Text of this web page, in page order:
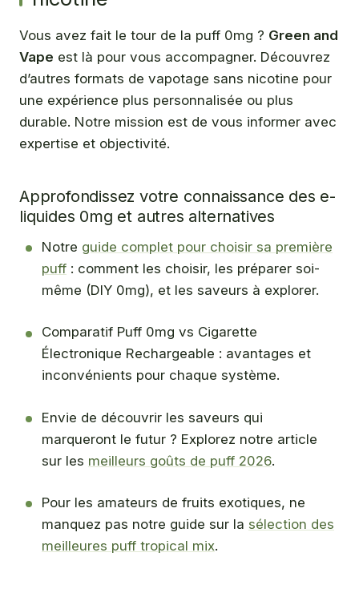
Vous avez fait le tour de la puff 0mg ? Green and
Vape est là pour vous accompagner. Découvrez
d’autres formats de vapotage sans nicotine pour
une expérience plus personnalisée ou plus
durable. Notre mission est de vous informer avec
expertise et objectivité.
Approfondissez votre connaissance des e-
liquides 0mg et autres alternatives
Notre guide complet pour choisir sa première
puff : comment les choisir, les préparer soi-
même (DIY 0mg), et les saveurs à explorer.
Comparatif Puff 0mg vs Cigarette
Électronique Rechargeable : avantages et
inconvénients pour chaque système.
Envie de découvrir les saveurs qui
marqueront le futur ? Explorez notre article
sur les meilleurs goûts de puff 2026.
Pour les amateurs de fruits exotiques, ne
manquez pas notre guide sur la sélection des
meilleures puff tropical mix.